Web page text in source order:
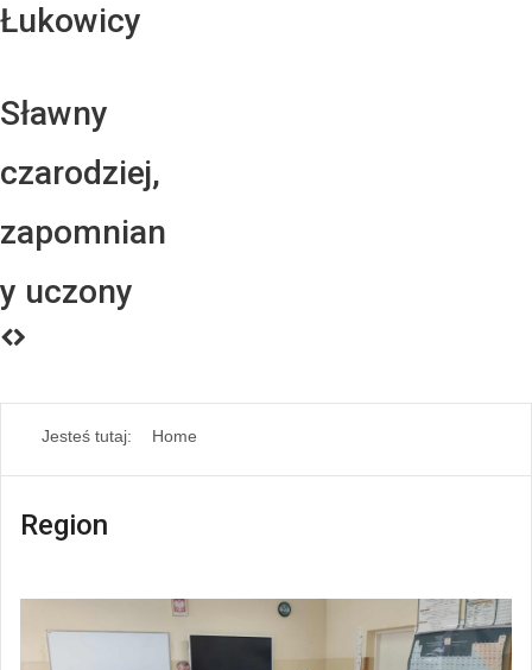
Łukowicy
Sławny
czarodziej,
zapomnian
y uczony
Jesteś tutaj: Home
Region